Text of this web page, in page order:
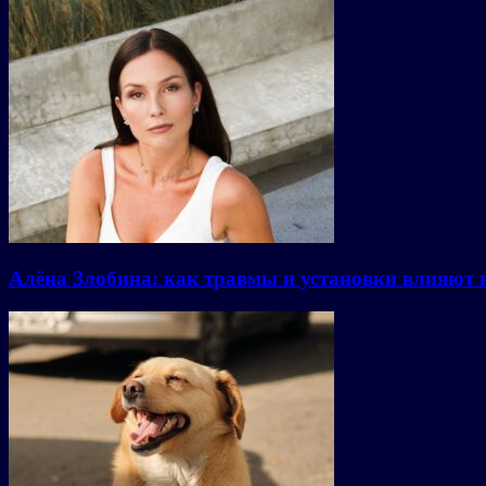
Алёна Злобина: как травмы и установки влияют